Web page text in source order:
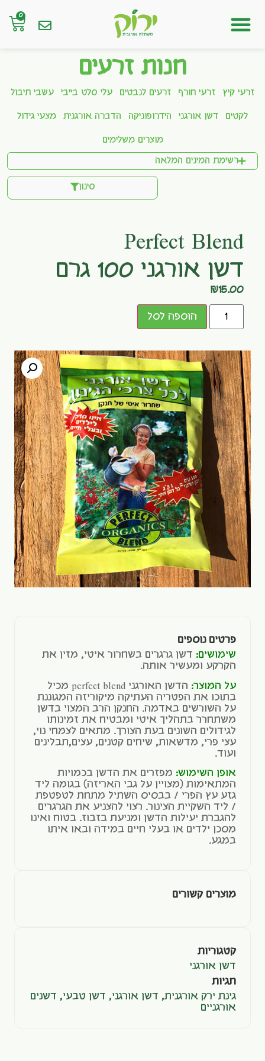
0
חנות זרעים
זרעי קיץ זרעי חורף זרעים לנבטים עלי סלט בייבי עשבי תיבול
לקטים דשן אורגני הידרופוניקה הדברה אורגנית מצעי גידול
מוצרים משלימים
רשימת המינים המלאה
סינון
Perfect Blend
דשן אורגני 100 גרם
₪15.00
הוספה לסל
פרטים נוספים
שימושים: דשן גרגרים בשחרור איטי, מזין את
הקרקע ומעשיר אותה.
על המוצר:
הדשן האורגני perfect blend מכיל
בתוכו את הפטריה העתיקה מיקוריזה המגוננת
על השורשים באדמה. החנקן הרב המצוי בדשן
משתחרר בתהליך איטי ומבטיח את זמינותו
לגידולים השונים בעת הצורך. מתאים לצמחי נוי,
עצי פרי, מדשאות, שיחים קטנים, עצים,תבלינים
ועוד.
אופן השימוש: מפזרים את הדשן בכמויות
המתאימות (מצויין על גבי האריזה) בגומה ליד
גזע עץ הפרי / בבסיס השתיל מתחת לטפטפת
/ ליד השקיית הצינור. רצוי להצניע את הגרגרים
להגברת יעילות הדשן ומניעת בזבוז. בטוח ואינו
מסכן ילדים או בעלי חיים במידה ובאו איתו
במגע.
מוצרים קשורים
קטגוריות
דשן אורגני
תגיות
גינת ירק אורגנית, דשן אורגני, דשן טבעי, דשנים
אורגניים